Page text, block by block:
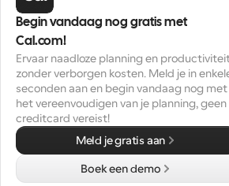
Begin vandaag nog gratis met
Cal.com!
Ervaar naadloze planning en
zonder verborgen kosten. Meld je in
seconden aan en begin vandaag nog met
het vereenvoudigen van je planning, geen
creditcard vereist!
Meld je gratis aan
Boek een demo